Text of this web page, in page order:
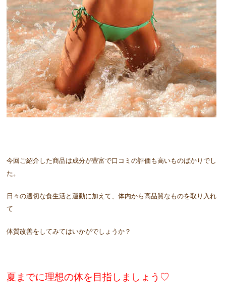
今回ご紹介した商品は成分が豊富で口コミの評価も高いものばかりでし
た。
日々の適切な食生活と運動に加えて、体内から高品質なものを取り入れ
て
体質改善をしてみてはいかがでしょうか？
夏までに理想の体を目指しましょう♡